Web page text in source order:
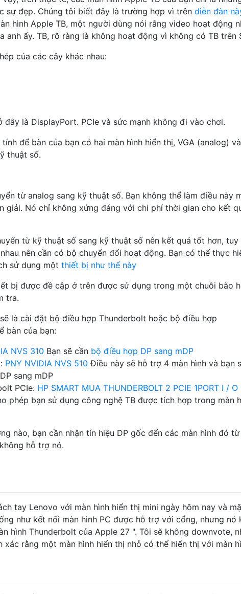
sự đẹp. Chúng tôi biết đây là trường hợp vì trên diễn đàn
hình Apple TB, một người dùng nói rằng video hoạt động
anh ấy. TB, rõ ràng là không hoạt động vì không có TB trên
của các cây khác nhau:
đây là DisplayPort. PCIe và sức mạnh không đi vào chơi.
để bàn của bạn có hai màn hình hiển thị, VGA (analog) và
thuật số.
từ analog sang kỹ thuật số. Bạn không thể làm điều này
giải. Nó chỉ không xứng đáng với chi phí thời gian cho kết
từ kỹ thuật số sang kỹ thuật số nên kết quả tốt hơn, tuy
nên cần có bộ chuyển đổi hoạt động. Bạn có thể thực
sử dụng một thiết bị như thế này
bị được đề cập ở trên được sử dụng trong một chuỗi bão
tra.
là cài đặt bộ điều hợp Thunderbolt hoặc bộ điều hợp
bàn của bạn:
NVS 310 Bạn sẽ cần bộ điều hợp DP sang mDP
PNY NVIDIA NVS 510 Điều này sẽ hỗ trợ 4 màn hình và bạn
sang mDP
PCIe: HP SMART MUA THUNDERBOLT 2 PCIE 1PORT I / O
phép bạn sử dụng công nghệ TB được tích hợp trong màn
nào, bạn cần nhận tín hiệu DP gốc đến các màn hình đó từ
hỗ trợ nó.
tay Lenovo với màn hình hiển thị mini ngày hôm nay và
như kết nối màn hình PC được hỗ trợ với cổng, nhưng nó
hình Thunderbolt của Apple 27 ". Tôi sẽ không downvote,
xác rằng một màn hình hiển thị nhỏ có thể hiển thị với màn